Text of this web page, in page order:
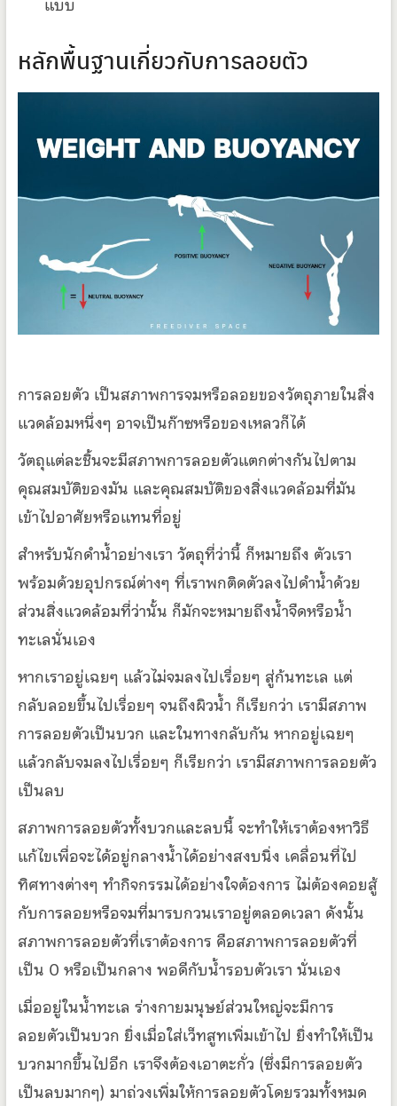
หลักพื้นฐานเกี่ยวกับการลอยตัว
การลอยตัว เป็นสภาพการจมหรือลอยของวัตถุภายในสิ่ง
แวดล้อมหนึ่งๆ อาจเป็นก๊าซหรือของเหลวก็ได้
วัตถุแต่ละชิ้นจะมีสภาพการลอยตัวแตกต่างกันไปตาม
คุณสมบัติของมัน และคุณสมบัติของสิ่งแวดล้อมที่มัน
เข้าไปอาศัยหรือแทนที่อยู่
สำหรับนักดำน้ำอย่างเรา วัตถุที่ว่านี้ ก็หมายถึง ตัวเรา
พร้อมด้วยอุปกรณ์ต่างๆ ที่เราพกติดตัวลงไปดำน้ำด้วย
ส่วนสิ่งแวดล้อมที่ว่านั้น ก็มักจะหมายถึงน้ำจืดหรือน้ำ
ทะเลนั่นเอง
หากเราอยู่เฉยๆ แล้วไม่จมลงไปเรื่อยๆ สู่ก้นทะเล แต่
กลับลอยขึ้นไปเรื่อยๆ จนถึงผิวน้ำ ก็เรียกว่า เรามีสภาพ
การลอยตัวเป็นบวก และในทางกลับกัน หากอยู่เฉยๆ
แล้วกลับจมลงไปเรื่อยๆ ก็เรียกว่า เรามีสภาพการลอยตัว
เป็นลบ
สภาพการลอยตัวทั้งบวกและลบนี้ จะทำให้เราต้องหาวิธี
แก้ไขเพื่อจะได้อยู่กลางน้ำได้อย่างสงบนิ่ง เคลื่อนที่ไป
ทิศทางต่างๆ ทำกิจกรรมได้อย่างใจต้องการ ไม่ต้องคอยสู้
กับการลอยหรือจมที่มารบกวนเราอยู่ตลอดเวลา ดังนั้น
สภาพการลอยตัวที่เราต้องการ คือสภาพการลอยตัวที่
เป็น 0 หรือเป็นกลาง พอดีกับน้ำรอบตัวเรา นั่นเอง
เมื่ออยู่ในน้ำทะเล ร่างกายมนุษย์ส่วนใหญ่จะมีการ
ลอยตัวเป็นบวก ยิ่งเมื่อใส่เว็ทสูทเพิ่มเข้าไป ยิ่งทำให้เป็น
บวกมากขึ้นไปอีก เราจึงต้องเอาตะกั่ว (ซึ่งมีการลอยตัว
เป็นลบมากๆ) มาถ่วงเพิ่มให้การลอยตัวโดยรวมทั้งหมด